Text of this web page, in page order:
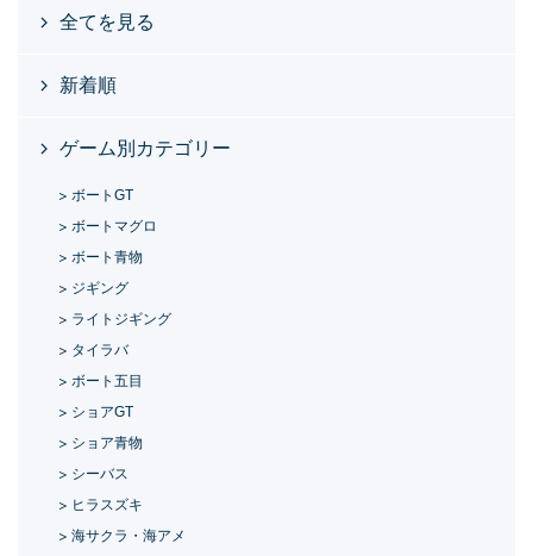
全てを見る
新着順
ゲーム別カテゴリー
ボートGT
ボートマグロ
ボート青物
ジギング
ライトジギング
タイラバ
ボート五目
ショアGT
ショア青物
シーバス
ヒラスズキ
海サクラ・海アメ